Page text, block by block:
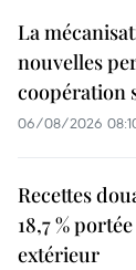
La
nouvelles
coopération
06/08/2026
Recettes
18,7 %
extérieur